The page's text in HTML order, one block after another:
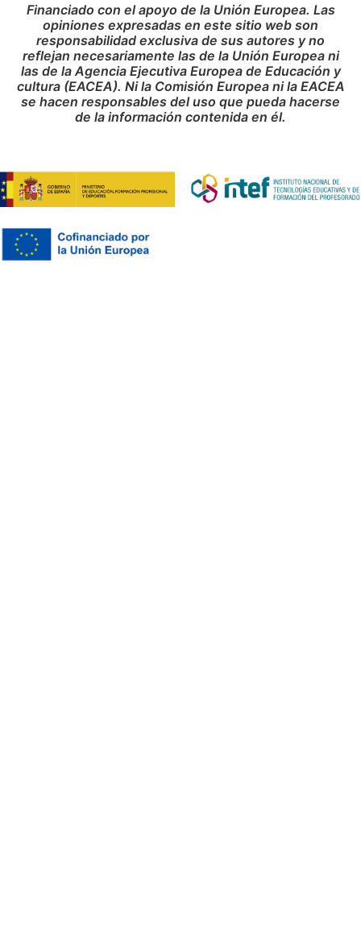
Financiado con el apoyo de la Unión Europea. Las
opiniones expresadas en este sitio web son
responsabilidad exclusiva de sus autores y no
reflejan necesariamente las de la Unión Europea ni
las de la Agencia Ejecutiva Europea de Educación y
cultura (EACEA). Ni la Comisión Europea ni la EACEA
se hacen responsables del uso que pueda hacerse
de la información contenida en él.